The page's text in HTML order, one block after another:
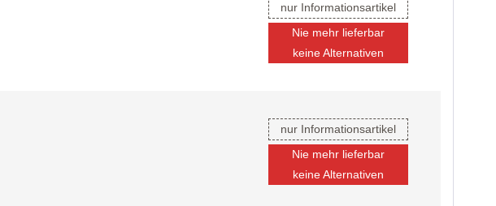
nur Informationsartikel
Nie mehr lieferbar
keine Alternativen
nur Informationsartikel
Nie mehr lieferbar
keine Alternativen